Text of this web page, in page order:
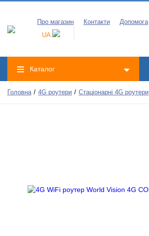
Про магазин Контакти Допомога
UA
Каталог
Головна 4G роутери Стаціонарні 4G роутери